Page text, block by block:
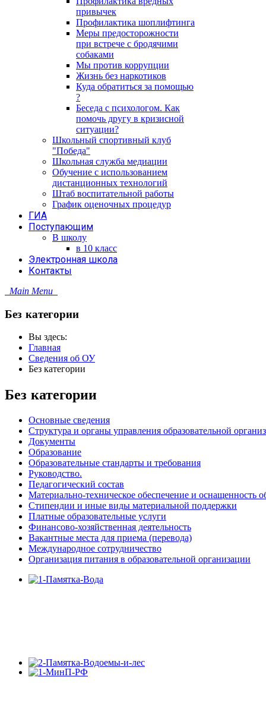
привычек
Профилактика шоплифтинга
Меры предосторожности
при встрече с бродячими
собаками
Мы против коррупции
Жизнь без наркотиков
Куда обратиться за помощью
?
Беседа с психологом. Как
помочь другу в кризисной
ситуации?
Школьный спортивный клуб
"Победа"
Школьная служба медиации
Обучение с использованием
дистанционных технологий
Штаб воспитательной работы
График оценочных процедур
ГИА
Поступающим
В школу
в 10 класс
Электронная школа
Контакты
Main Menu
Без категории
Вы здесь:
Главная
Сведения об ОУ
Без категории
Без категории
Основные сведения
Структура и органы управления образовательной
Документы
Образование
Образовательные стандарты и требования
Руководство.
Педагогический состав
Материально-техническое обеспечение и оснащенность
Стипендии и иные виды материальной поддержки
Платные образовательные услуги
Финансово-хозяйственная деятельность
Вакантные места для приема (перевода)
Международное сотрудничество
Организация питания в образовательной организации